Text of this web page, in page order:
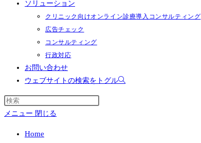
ソリューション
クリニック向けオンライン診療導入コンサルティング
広告チェック
コンサルティング
行政対応
お問い合わせ
ウェブサイトの検索をトグル
メニュー 閉じる
Home